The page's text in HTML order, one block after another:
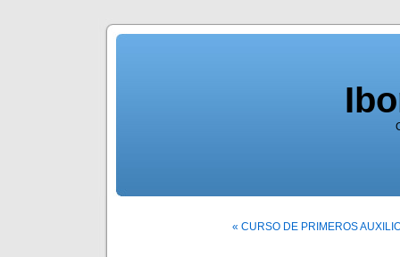
« CURSO DE PRIMEROS